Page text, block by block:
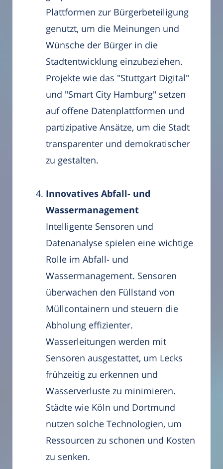
Plattformen zur Bürgerbeteiligung
genutzt, um die Meinungen und
Wünsche der Bürger in die
Stadtentwicklung einzubeziehen.
Projekte wie das "Stuttgart Digital"
und "Smart City Hamburg" setzen
auf offene Datenplattformen und
partizipative Ansätze, um die Stadt
transparenter und demokratischer
zu gestalten.
Innovatives Abfall- und
Wassermanagement
Intelligente Sensoren und
Datenanalyse spielen eine wichtige
Rolle im Abfall- und
Wassermanagement. Sensoren
überwachen den Füllstand von
Müllcontainern und steuern die
Abholung effizienter.
Wasserleitungen werden mit
Sensoren ausgestattet, um Lecks
frühzeitig zu erkennen und
Wasserverluste zu minimieren.
Städte wie Köln und Dortmund
nutzen solche Technologien, um
Ressourcen zu schonen und Kosten
zu senken.